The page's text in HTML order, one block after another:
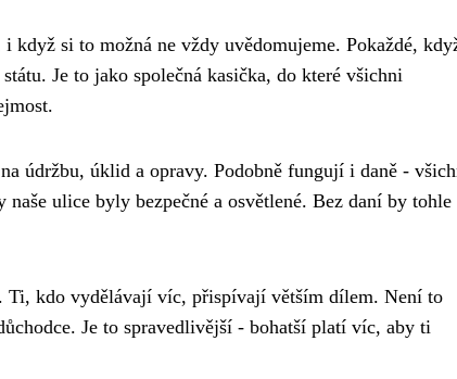
i když si to možná ne vždy uvědomujeme. Pokaždé,
Je to jako společná kasička, do které všichni
údržbu, úklid a opravy. Podobně fungují i daně -
ulice byly bezpečné a osvětlené. Bez daní by tohle
Ti, kdo vydělávají víc, přispívají větším dílem. Není to
Je to spravedlivější - bohatší platí víc, aby ti